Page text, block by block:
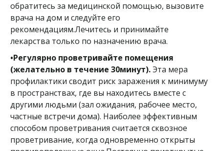
обратитесь за медицинской помощью, вызовите
врача на дом и следуйте его
рекомендациям.Лечитесь и принимайте
лекарства только по назначению врача.
•Регулярно проветривайте помещения
(желательно в течение 30минут).Эта мера
профилактики сводит риск заражения к минимуму
в пространствах, где вы находитесь вместе с
другими людьми (зал ожидания, рабочее место,
частные встречи дома). Наиболее эффективным
способом проветривания считается сквозное
проветривание, когда одновременно открыты